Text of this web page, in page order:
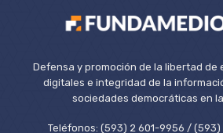
Defensa y promoción de la libertad de
digitales e integridad de la
sociedades democráticas en
Teléfonos: (593) 2 601-9956 /